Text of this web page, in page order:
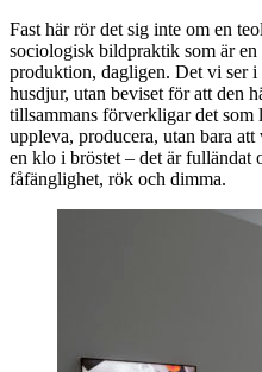
Fast här rör det sig inte om en
sociologisk bildpraktik som är en
produktion, dagligen. Det vi ser
husdjur, utan beviset för att den
tillsammans förverkligar det som
uppleva, producera, utan bara
en klo i bröstet – det är fulländat
fåfänglighet, rök och dimma.